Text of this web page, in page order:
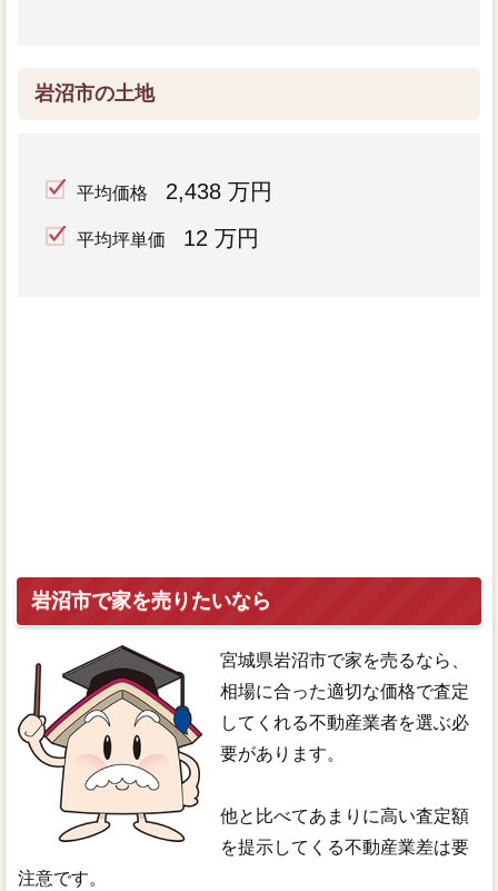
岩沼市の土地
平均価格 2,438 万円
平均坪単価 12 万円
岩沼市で家を売りたいなら
宮城県岩沼市で家を売るなら、
相場に合った適切な価格で査定
してくれる不動産業者を選ぶ必
要があります。
他と比べてあまりに高い査定額
を提示してくる不動産業差は要
注意です。